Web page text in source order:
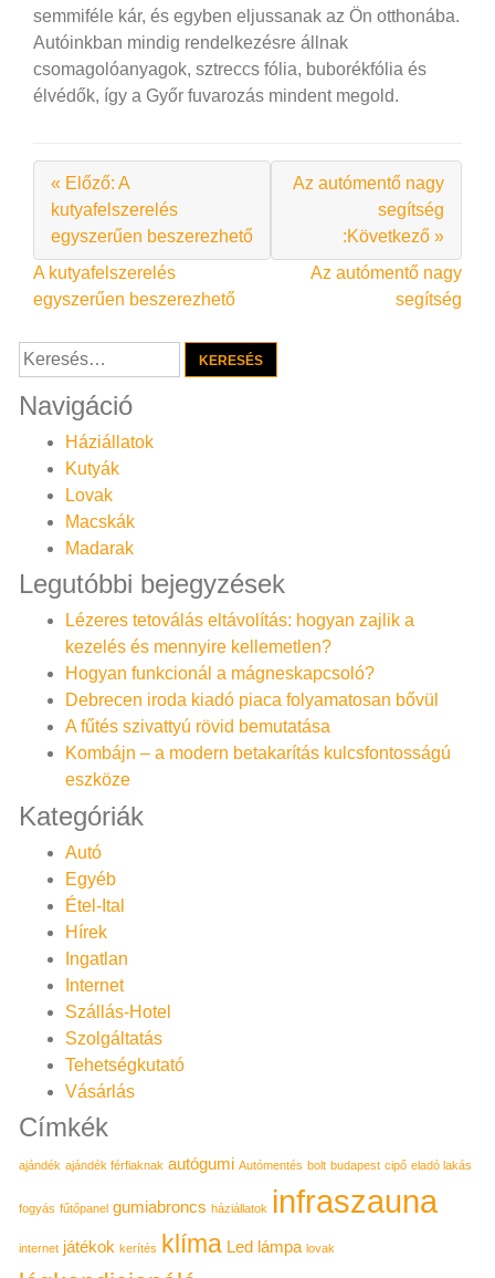
semmiféle kár, és egyben eljussanak az Ön otthonába.
Autóinkban mindig rendelkezésre állnak
csomagolóanyagok, sztreccs fólia, buborékfólia és
élvédők, így a Győr fuvarozás mindent megold.
« Előző: A
kutyafelszerelés
egyszerűen beszerezhető
Az autómentő nagy
segítség
:Következő »
Bejegyzés
navigáció
A kutyafelszerelés
egyszerűen beszerezhető
Az autómentő nagy
segítség
Keresés:
Navigáció
Háziállatok
Kutyák
Lovak
Macskák
Madarak
Legutóbbi bejegyzések
Lézeres tetoválás eltávolítás: hogyan zajlik a
kezelés és mennyire kellemetlen?
Hogyan funkcionál a mágneskapcsoló?
Debrecen iroda kiadó piaca folyamatosan bővül
A fűtés szivattyú rövid bemutatása
Kombájn – a modern betakarítás kulcsfontosságú
eszköze
Kategóriák
Autó
Egyéb
Étel-Ital
Hírek
Ingatlan
Internet
Szállás-Hotel
Szolgáltatás
Tehetségkutató
Vásárlás
Címkék
ajándék ajándék férfiaknak autógumi Autómentés bolt budapest cipő eladó lakás
fogyás fűtőpanel gumiabroncs háziállatok infraszauna
internet játékok kerítés klíma Led lámpa lovak